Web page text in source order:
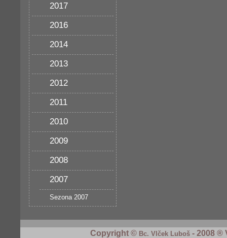
2017
2016
2014
2013
2012
2011
2010
2009
2008
2007
Sezona 2007
Copyright © Bc. Vlček Luboš - 2008 ®